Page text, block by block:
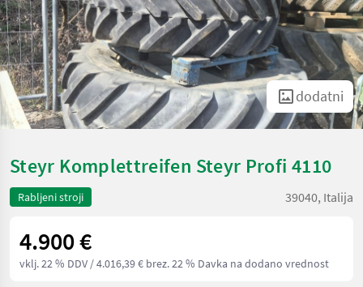
dodatni
Steyr Komplettreifen Steyr Profi 4110
Rabljeni stroji 39040, Italija
4.900 €
vklj. 22 % DDV / 4.016,39 € brez. 22 % Davka na dodano vrednost